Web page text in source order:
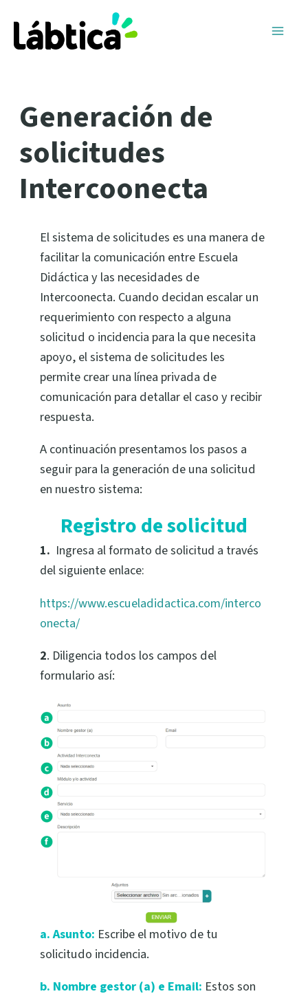
contenido
Generación de
solicitudes
Intercoonecta
El sistema de solicitudes es una manera de
facilitar la comunicación entre Escuela
Didáctica y las necesidades de
Intercoonecta. Cuando decidan escalar un
requerimiento con respecto a alguna
solicitud o incidencia para la que necesita
apoyo, el sistema de solicitudes les
permite crear una línea privada de
comunicación para detallar el caso y recibir
respuesta.
A continuación presentamos los pasos a
seguir para la generación de una solicitud
en nuestro sistema:
Registro de solicitud
1. Ingresa al formato de solicitud a través
del siguiente enlace:
https://www.escueladidactica.com/interco
onecta/
2. Diligencia todos los campos del
formulario así:
a. Asunto: Escribe el motivo de tu
solicitudo incidencia.
b. Nombre gestor (a) e Email: Estos son
de
entradas